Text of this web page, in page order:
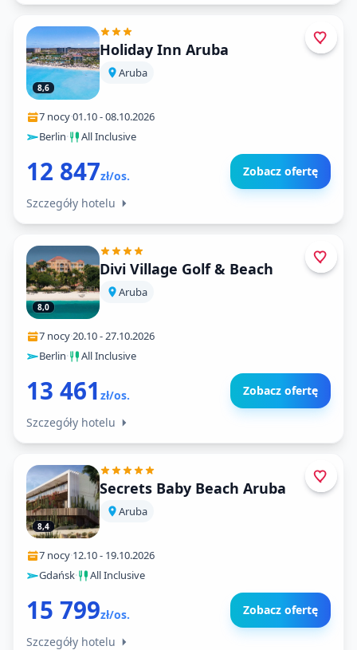
8,6
Holiday Inn Aruba
Aruba
7 nocy·01.10-08.10.2026
Berlin· All Inclusive
12 847zł/os. Zobacz ofertę
Szczegóły hotelu
8,0
Divi Village Golf & Beach
Aruba
7 nocy·20.10-27.10.2026
Berlin· All Inclusive
13 461 zł/os. Zobacz ofertę
Szczegóły hotelu
8,4
Secrets Baby Beach Aruba
Aruba
7 nocy·12.10- 19.10.2026
Gdańsk· All Inclusive
15 799zł/os. Zobacz ofertę
Szczegóły hotelu